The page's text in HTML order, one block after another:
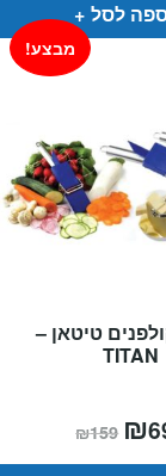
לסל
טיטאן –
TITAN
מבצע!
₪159
היה:
₪